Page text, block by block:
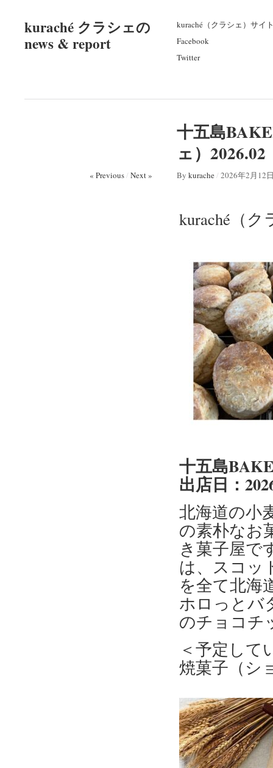
kuraché クラシェの
news & report
kuraché（クラシェ）サイ
Facebook
Twitter
十五島
ェ）
« Previous/ Next » By kurache/ 2026年2月12
kuraché（
十五島
出店日：
北海道の小
の素朴なお
き菓子屋で
は、スコッ
を全て北海
ホロっとバ
のチョコチ
＜予定して
焼菓子（シ